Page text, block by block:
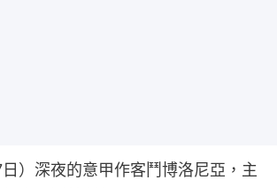
）深夜的意甲作客鬥博洛尼亞，主